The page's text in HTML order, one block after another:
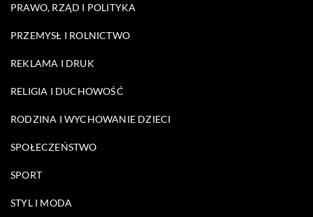
PRAWO, RZĄD I POLITYKA
PRZEMYSŁ I ROLNICTWO
REKLAMA I DRUK
RELIGIA I DUCHOWOŚĆ
RODZINA I WYCHOWANIE DZIECI
SPOŁECZEŃSTWO
SPORT
STYL I MODA